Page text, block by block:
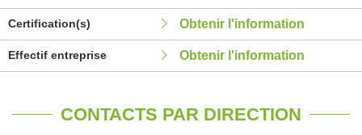
Certification(s) Obtenir l'information
Effectif entreprise Obtenir l'information
CONTACTS PAR DIRECTION